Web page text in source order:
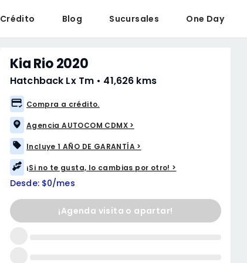
Crédito Blog Sucursales One Day
Kia Rio 2020
Hatchback Lx Tm • 41,626 kms
Compra a crédito.
Agencia AUTOCOM CDMX >
Incluye 1 AÑO DE GARANTÍA >
¡Si no te gusta, lo cambias por otro! >
Desde: $0/mes
¡Agenda visita o apartar!